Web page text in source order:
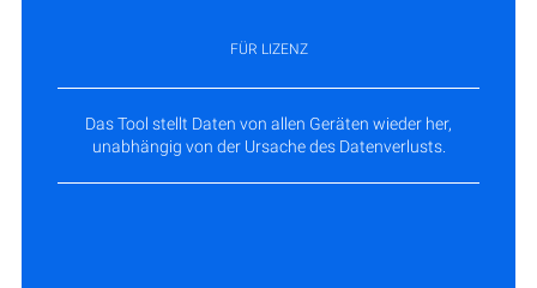
FÜR LIZENZ
Das Tool stellt Daten von allen Geräten wieder her,
unabhängig von der Ursache des Datenverlusts.